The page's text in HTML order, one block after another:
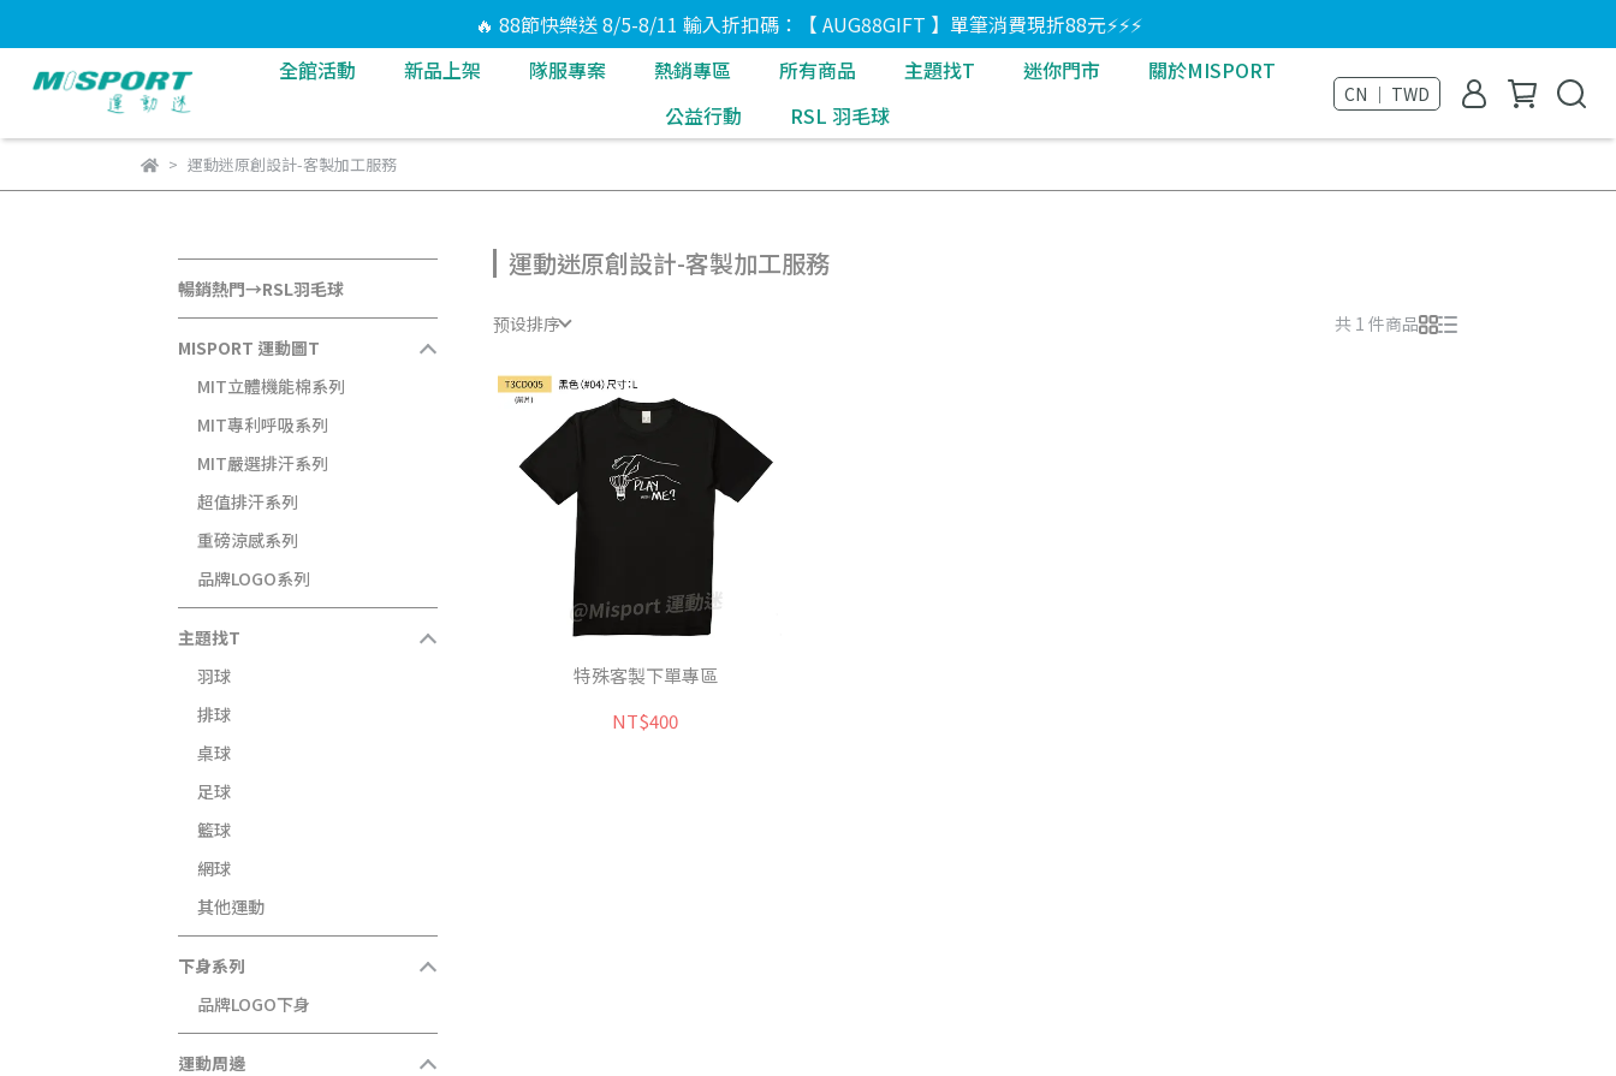
🔥 88節快樂送 8/5-8/11 輸入折扣碼：【 AUG88GIFT 】單筆消費現折88元⚡⚡⚡
全館活動
新品上架 隊服專案 熱銷專區 所有商品 主題找T 迷你門市
關於MISPORT
公益行動
RSL 羽毛球
CN ｜ TWD
運動迷原創設計-客製加工服務
暢銷熱門→RSL羽毛球
MISPORT 運動圖T
MIT立體機能棉系列
MIT專利呼吸系列
MIT嚴選排汗系列
超值排汗系列
重磅涼感系列
品牌LOGO系列
主題找T
羽球
排球
桌球
足球
籃球
網球
其他運動
下身系列
品牌LOGO下身
運動周邊
運動迷原創設計-客製加工服務
预设排序 共 1 件商品
特殊客製下單專區
NT$400